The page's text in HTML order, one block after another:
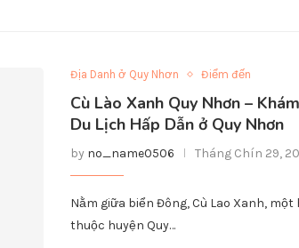
Địa Danh ở Quy Nhơn Điểm đến
Cù Lào Xanh Quy Nhơn –
Du Lịch Hấp Dẫn ở Quy Nhơn
by no_name0506 Tháng Chín 29,
Nằm giữa biển Đông, Cù Lao Xanh, một
thuộc huyện Quy…